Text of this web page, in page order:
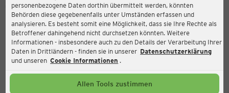
personenbezogene Daten dorthin übermittelt werden, könnten
Behörden diese gegebenenfalls unter Umständen erfassen und
analysieren. Es besteht somit eine Möglichkeit, dass sie Ihre Rechte als
Betroffener dahingehend nicht durchsetzen könnten. Weitere
Informationen - insbesondere auch zu den Details der Verarbeitung Ihrer
Daten in Drittländern - finden sie in unserer Datenschutzerklärung
und unseren Cookie Informationen .
Allen Tools zustimmen
Ernsting's family
Chausseestraße 1, 15745 Wildau